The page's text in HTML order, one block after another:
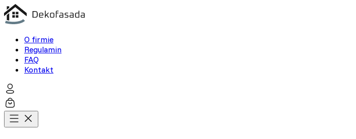
O firmie
Regulamin
FAQ
Kontakt